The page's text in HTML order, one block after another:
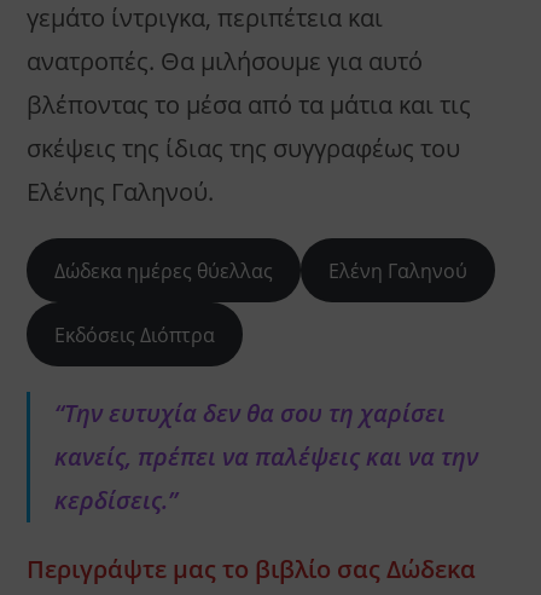
γεμάτο ίντριγκα, περιπέτεια και
ανατροπές. Θα μιλήσουμε για αυτό
βλέποντας το μέσα από τα μάτια και τις
σκέψεις της ίδιας της συγγραφέως του
Ελένης Γαληνού.
Δώδεκα ημέρες θύελλας Ελένη Γαληνού
Εκδόσεις Διόπτρα
“Την ευτυχία δεν θα σου τη χαρίσει
κανείς, πρέπει να παλέψεις και να την
κερδίσεις.”
Περιγράψτε μας το βιβλίο σας Δώδεκα